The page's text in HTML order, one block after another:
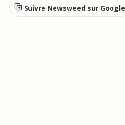
Suivre Newsweed sur Google